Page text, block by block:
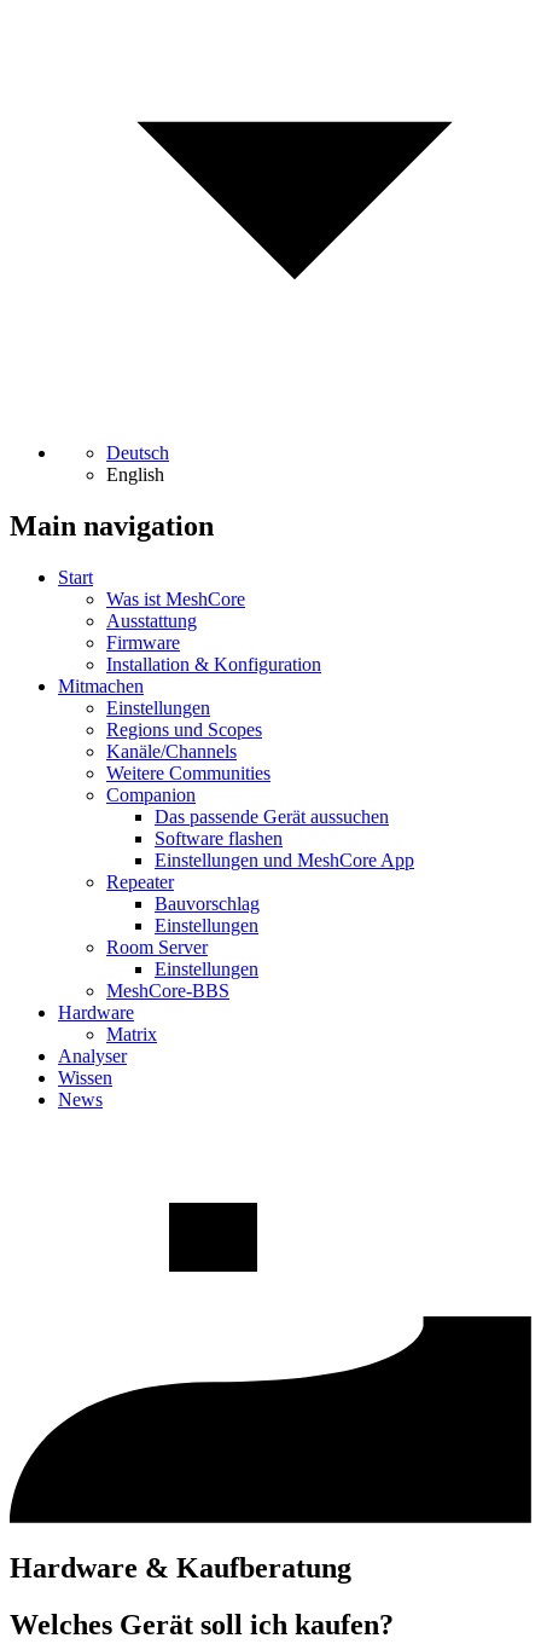
Deutsch
English
Main navigation
Start
Was ist MeshCore
Ausstattung
Firmware
Installation & Konfiguration
Mitmachen
Einstellungen
Regions und Scopes
Kanäle/Channels
Weitere Communities
Companion
Das passende Gerät aussuchen
Software flashen
Einstellungen und MeshCore App
Repeater
Bauvorschlag
Einstellungen
Room Server
Einstellungen
MeshCore-BBS
Hardware
Matrix
Analyser
Wissen
News
Hardware & Kaufberatung
Welches Gerät soll ich kaufen?